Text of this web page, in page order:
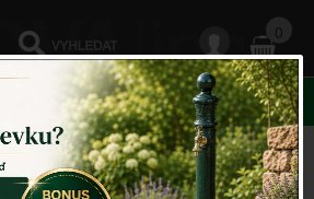
0
KATEGORIE
->Doplňky do kuchyně-> Chlebník